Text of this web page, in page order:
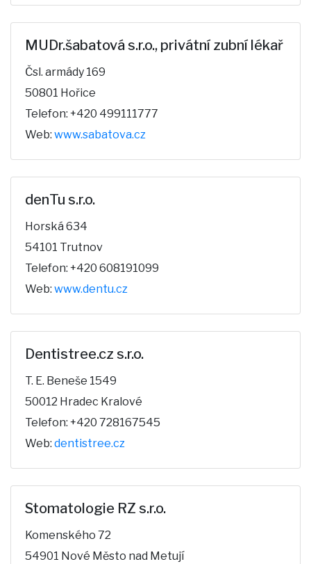
MUDr.šabatová s.r.o., privátní zubní lékař
Čsl. armády 169
50801 Hořice
Telefon: +420 499111777
Web: www.sabatova.cz
denTu s.r.o.
Horská 634
54101 Trutnov
Telefon: +420 608191099
Web: www.dentu.cz
Dentistree.cz s.r.o.
T. E. Beneše 1549
50012 Hradec Kralové
Telefon: +420 728167545
Web: dentistree.cz
Stomatologie RZ s.r.o.
Komenského 72
54901 Nové Město nad Metují